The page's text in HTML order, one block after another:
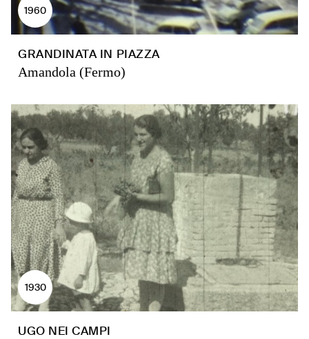
1960
GRANDINATA IN PIAZZA
Amandola (Fermo)
1930
UGO NEI CAMPI